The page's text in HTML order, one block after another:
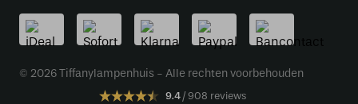
© 2026 Tiffanylampenhuis - Alle rechten voorbehouden
9.4 908 reviews